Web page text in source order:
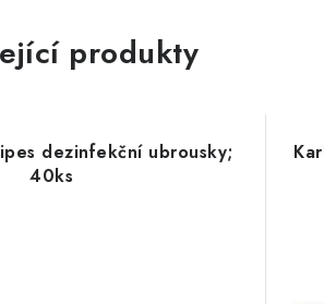
produkty
dezinfekční ubrousky;
40ks